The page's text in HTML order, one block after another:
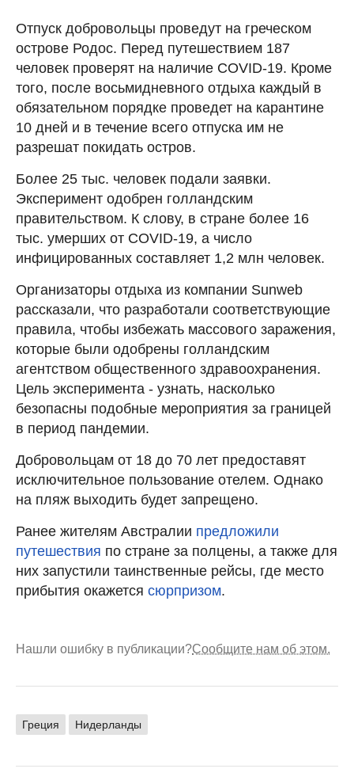
Отпуск добровольцы проведут на греческом
острове Родос. Перед путешествием 187
человек проверят на наличие COVID-19. Кроме
того, после восьмидневного отдыха каждый в
обязательном порядке проведет на карантине
10 дней и в течение всего отпуска им не
разрешат покидать остров.
Более 25 тыс. человек подали заявки.
Эксперимент одобрен голландским
правительством. К слову, в стране более 16
тыс. умерших от COVID-19, а число
инфицированных составляет 1,2 млн человек.
Организаторы отдыха из компании Sunweb
рассказали, что разработали соответствующие
правила, чтобы избежать массового заражения,
которые были одобрены голландским
агентством общественного здравоохранения.
Цель эксперимента - узнать, насколько
безопасны подобные мероприятия за границей
в период пандемии.
Добровольцам от 18 до 70 лет предоставят
исключительное пользование отелем. Однако
на пляж выходить будет запрещено.
Ранее жителям Австралии предложили
путешествия по стране за полцены, а также для
них запустили таинственные рейсы, где место
прибытия окажется сюрпризом.
Нашли ошибку в публикации?Сообщите нам об этом.
Греция Нидерланды